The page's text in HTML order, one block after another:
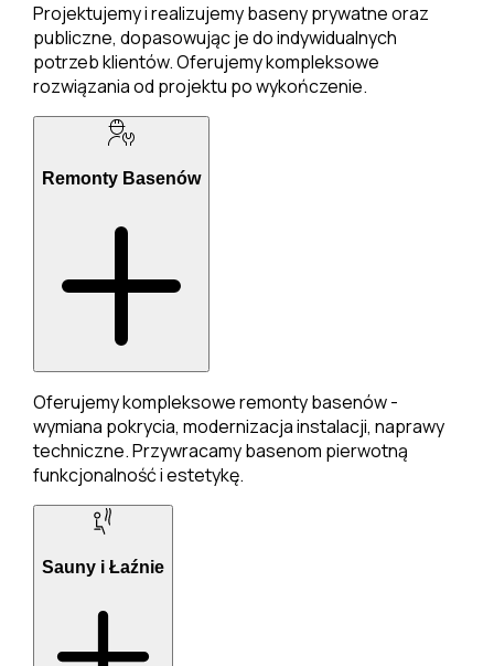
Projektujemy i realizujemy baseny prywatne oraz
publiczne, dopasowując je do indywidualnych
potrzeb klientów. Oferujemy kompleksowe
rozwiązania od projektu po wykończenie.
Remonty Basenów
Oferujemy kompleksowe remonty basenów -
wymiana pokrycia, modernizacja instalacji, naprawy
techniczne. Przywracamy basenom pierwotną
funkcjonalność i estetykę.
Sauny i Łaźnie